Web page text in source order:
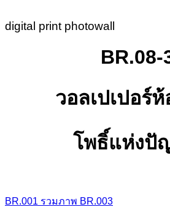
digital print photowall
BR.08-
วอลเปเปอร์ห้
โพธิ์แห่งปั
BR.001 รวมภาพ BR.003